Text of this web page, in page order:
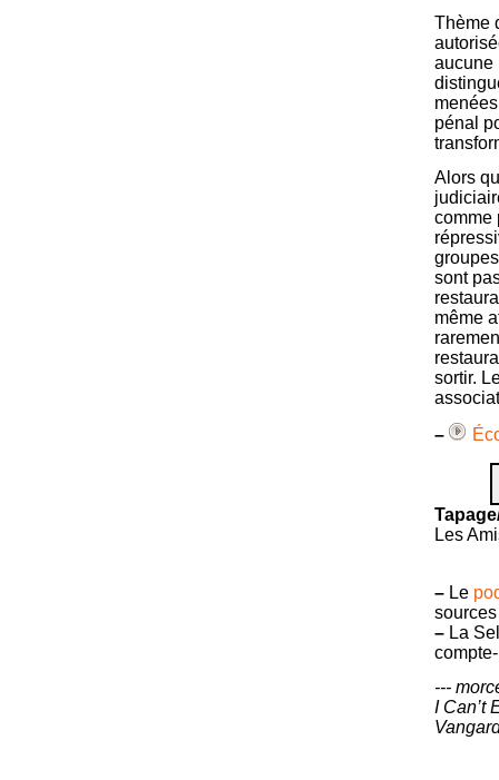
Thème
aucune
pénal
Alors
comme
sont
même
sortir.
–
Les
– Le
– La
---
I Can’t